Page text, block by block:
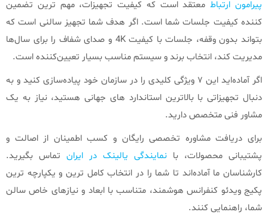
پیرامون ارتباطمعتقد است که کیفیت تجهیزات، مهم‌ ترین تضمین‌
کننده کیفیت جلسات شما است. اگر هدف شما تجهیز سالنی است که
بتواند بدون وقفه، جلسات با کیفیت 4K و صدای شفاف را برای سال‌ها
مدیریت کند، انتخاب برند و سیستم مناسب بسیار تعیین‌کننده است.
اگر آماده‌اید این ۷ ویژگی کلیدی را در سازمان خود پیاده‌سازی کنید و به
دنبال تجهیزاتی با بالاترین استاندارد های جهانی هستید، نیاز به یک
مشاور فنی متخصص دارید.
برای دریافت مشاوره تخصصی رایگان و کسب اطمینان از اصالت و
پشتیبانی محصولات، با نمایندگی یالینک در ایران تماس بگیرید.
کارشناسان ما آماده‌اند تا شما را در انتخاب کامل‌ ترین و یکپارچه‌ ترین
پکیج‌ ویدئو کنفرانس هوشمند، متناسب با ابعاد و نیازهای خاص سالن
شما، راهنمایی کنند.